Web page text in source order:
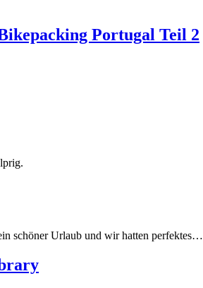
Portugal Teil 2
schöner Urlaub und wir hatten perfektes…